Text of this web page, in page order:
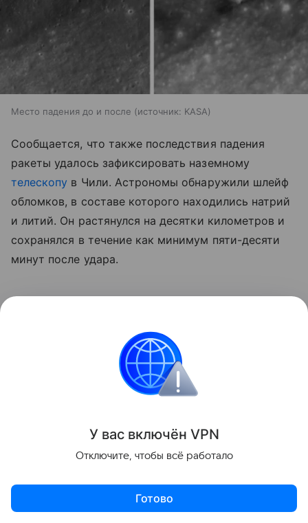
Место падения до и после источник: KASA
Сообщается, что также последствия падения
ракеты удалось зафиксировать наземному
телескопу в Чили. Астрономы обнаружили шлейф
обломков, в составе которого находились натрий
и литий. Он растянулся на десятки километров и
сохранялся в течение как минимум пяти-десяти
минут после удара.
У вас включён VPN
Отключите, чтобы всё работало
Готово